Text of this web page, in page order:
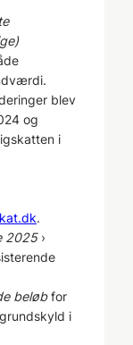
blev
og
i
.
2025›
beløbfor
i